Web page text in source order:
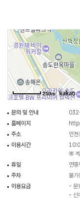
요트 선착장 이스트 보트
250m
문의 및 안내
홈페이지
주소
인
이용시간
※ 계
휴일
연중
주차
불가
이용요금
- 문
- 신